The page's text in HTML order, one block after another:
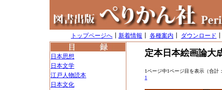
トップページへ 新着情報 各種案内 ダウンロード
日本思想
日本文学
江戸人物読本
日本文化
定本日本絵画論大
1ページ中1ページ目を表示（合計
1